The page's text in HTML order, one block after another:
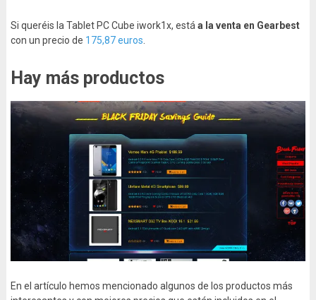
Si queréis la Tablet PC Cube iwork1x, está a la venta en Gearbest
con un precio de 175,87 euros
Hay más productos
En el artículo hemos mencionado algunos de los productos más